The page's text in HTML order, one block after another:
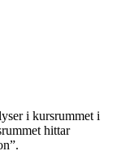
i kursrummet i
hittar